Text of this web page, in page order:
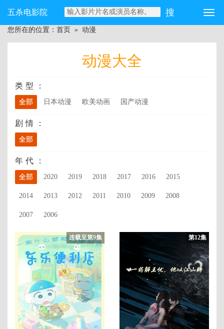
五杀电影院
您所在的位置： 首页 » 动漫
动漫大全
类型：
全部 日本动漫 欧美动画 国产动漫
剧情：
全部
年代：
全部 2020 2019 2018 2017 2016 2015
2014 2013 2012 2011 2010 2009 2008
2007 2006
连载至第9集 第12集